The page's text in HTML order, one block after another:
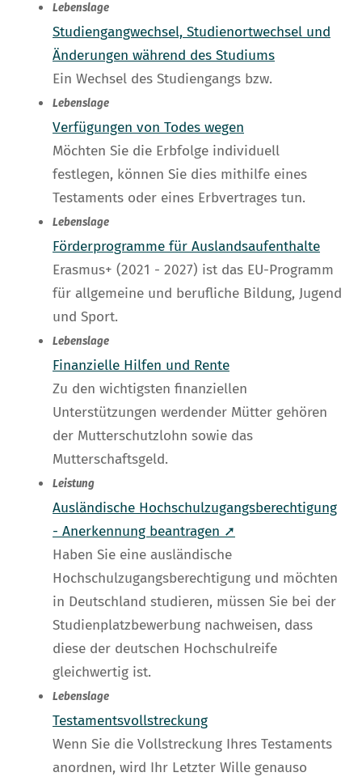
Lebenslage
Studiengangwechsel, Studienortwechsel und
Änderungen während des Studiums
Ein Wechsel des Studiengangs bzw.
Lebenslage
Verfügungen von Todes wegen
Möchten Sie die Erbfolge individuell
festlegen, können Sie dies mithilfe eines
Testaments oder eines Erbvertrages tun.
Lebenslage
Förderprogramme für Auslandsaufenthalte
Erasmus+ (2021 - 2027) ist das EU-Programm
für allgemeine und berufliche Bildung, Jugend
und Sport.
Lebenslage
Finanzielle Hilfen und Rente
Zu den wichtigsten finanziellen
Unterstützungen werdender Mütter gehören
der Mutterschutzlohn sowie das
Mutterschaftsgeld.
Leistung
Ausländische Hochschulzugangsberechtigung
- Anerkennung beantragen ➚
Haben Sie eine ausländische
Hochschulzugangsberechtigung und möchten
in Deutschland studieren, müssen Sie bei der
Studienplatzbewerbung nachweisen, dass
diese der deutschen Hochschulreife
gleichwertig ist.
Lebenslage
Testamentsvollstreckung
Wenn Sie die Vollstreckung Ihres Testaments
anordnen, wird Ihr Letzter Wille genauso